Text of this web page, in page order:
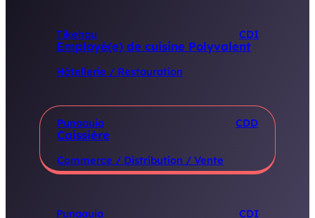
Tikehau CDI
Employé(e) de cuisine Polyvalent
Hôtellerie / Restauration
Punaauia CDD
Caissière
Commerce / Distribution / Vente
Punaauia CDI